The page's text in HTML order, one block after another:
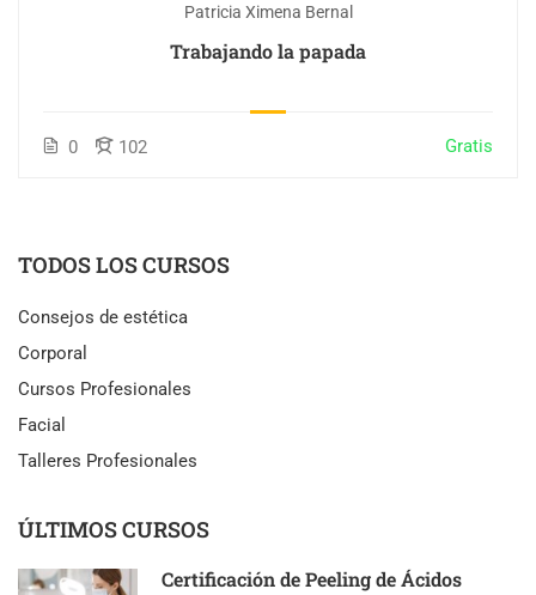
Patricia Ximena Bernal
Trabajando la papada
0 102 Gratis
TODOS LOS CURSOS
Consejos de estética
Corporal
Cursos Profesionales
Facial
Talleres Profesionales
ÚLTIMOS CURSOS
Certificación de Peeling de Ácidos